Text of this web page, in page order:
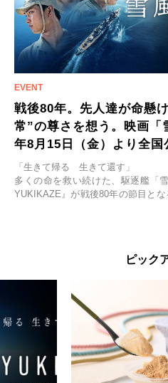
戦後80年。先人達が命懸
常”の尊さを想う。映画
年8月15日（金）より全国
「生きて帰る 生きて還す」
多くの命を救い続けた、駆逐艦「
YUKIKAZE』が戦後80年の節目と
くの仲間の命を救い帰還させ、戦
主演は「雪風」の艦長・寺澤一利を
幸平を玉木宏が演じるほか、奥平
など実力派俳優が共演。そして戦
第二艦隊司令長官、伊藤整一を中
る。
ピック